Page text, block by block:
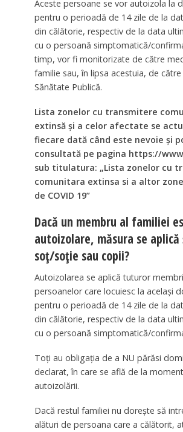
Aceste persoane se vor autoizola la
pentru o perioadă de 14 zile de la
din călătorie, respectiv de la data
cu o persoană simptomatică/
timp, vor fi monitorizate de către
familie sau, în lipsa acestuia, de
Sănătate Publică.
Lista zonelor cu transmitere
extinsă şi a celor afectate se
fiecare dată când este nevoie şi
consultată pe pagina https://
sub titulatura: „Lista zonelor cu
comunitara extinsa si a altor
de COVID 19”
Dacă un membru al familiei
autoizolare, măsura se
soţ/soţie sau copii?
Autoizolarea se aplică tuturor
persoanelor care locuiesc la acelaşi
pentru o perioadă de 14 zile de la
din călătorie, respectiv de la data
cu o persoană simptomatică/
Toţi au obligaţia de a NU părăsi
declarat, în care se află de la
autoizolării.
Dacă restul familiei nu doreşte să
alături de persoana care a călătorit,